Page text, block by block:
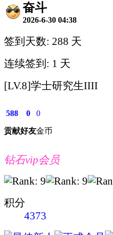
奋斗
2026-6-30 04:38
签到天数: 288 天
连续签到: 1 天
[LV.8]学士研究生IIII
588
贡献
0
好友
0
金币
钻石vip会员
积分
4373